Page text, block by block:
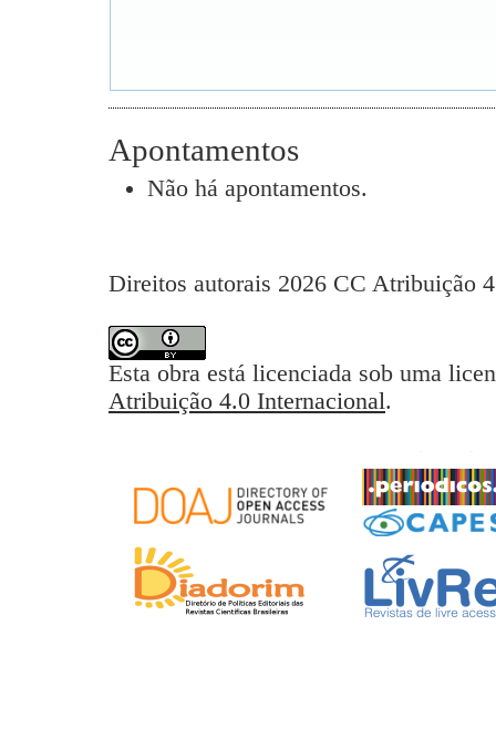
Apontamentos
Não há apontamentos.
Direitos autorais 2026 CC Atribuição
Esta obra está licenciada sob uma
Atribuição 4.0 Internacional.